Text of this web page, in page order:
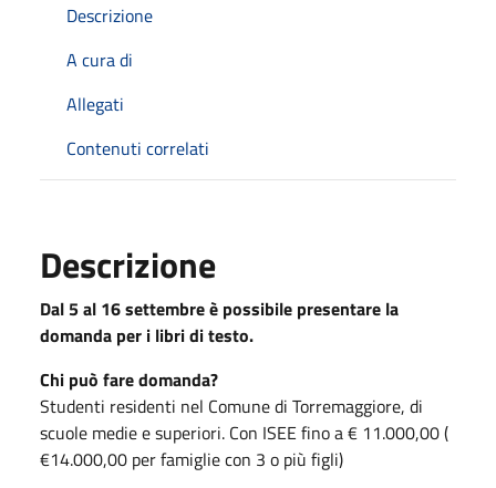
Descrizione
A cura di
Allegati
Contenuti correlati
Descrizione
Dal 5 al 16 settembre è possibile presentare la
domanda per i libri di testo.
Chi può fare domanda?
Studenti residenti nel Comune di Torremaggiore, di
scuole medie e superiori. Con ISEE fino a € 11.000,00 (
€14.000,00 per famiglie con 3 o più figli)